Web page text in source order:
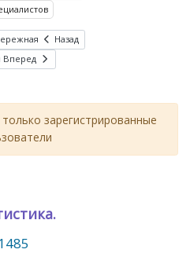
Назад
Вперед
зарегистрированные